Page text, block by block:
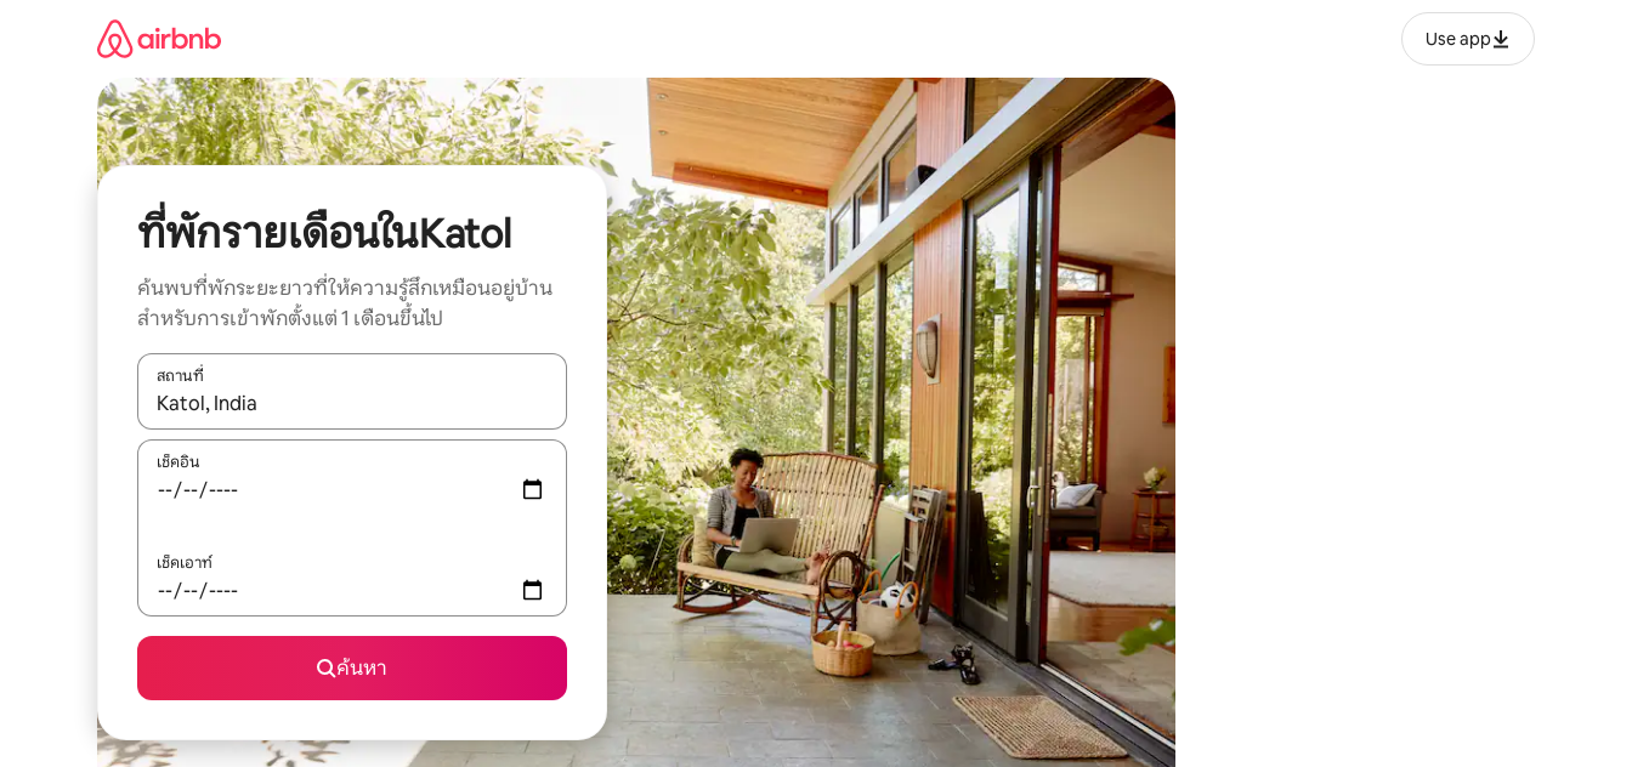
Use app
ที่พักรายเดือนในKatol
ค้นพบที่พักระยะยาวที่ให้ความรู้สึกเหมือนอยู่บ้าน
สำหรับการเข้าพักตั้งแต่ 1 เดือนขึ้นไป
สถานที่
ใช้ลูกศรขึ้นลง หรือใช้การสัมผัสหรือปัด เพื่อสำรวจผลการค้นหา
เช็คอิน
เช็คเอาท์
ค้นหา